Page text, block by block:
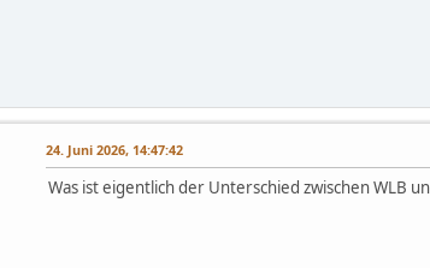
24. Juni 2026, 14:47:42
Was ist eigentlich der Unterschied zwischen WLB